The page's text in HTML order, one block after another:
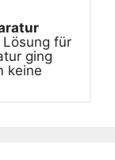
für
ging
keine